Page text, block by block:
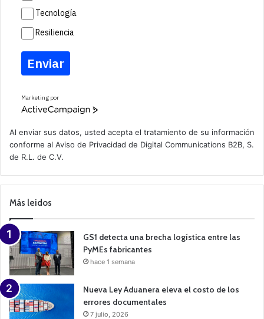
Tecnología
Resiliencia
Enviar
Marketing por
A
v
e
a
m
a
n
Al enviar sus datos, usted acepta el tratamiento de su información
conforme al Aviso de Privacidad de Digital Communications B2B, S.
de R.L. de C.V.
Más leidos
GS1 detecta una brecha logística entre las
PyMEs fabricantes
hace 1 semana
Nueva Ley Aduanera eleva el costo de los
errores documentales
7 julio, 2026